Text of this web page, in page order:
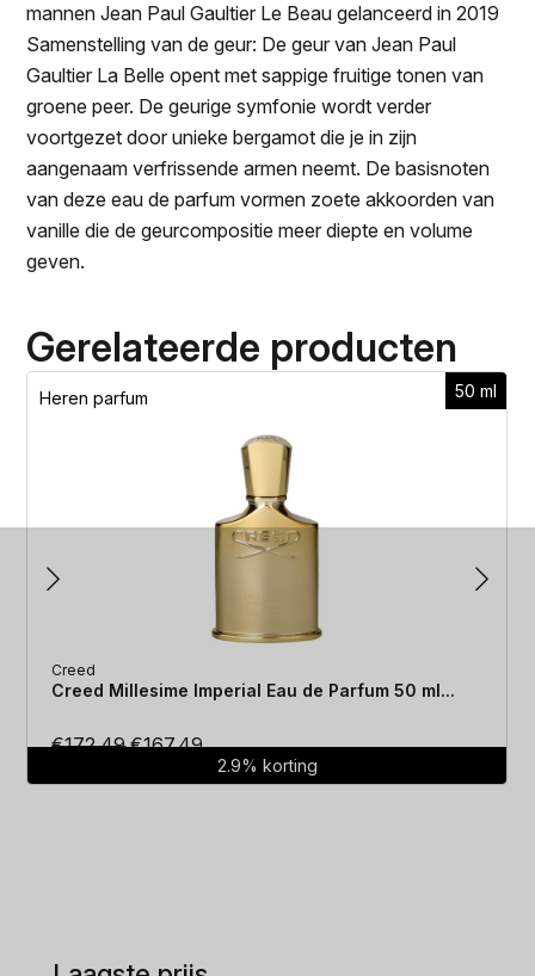
mannen Jean Paul Gaultier Le Beau gelanceerd in 2019
Samenstelling van de geur: De geur van Jean Paul
Gaultier La Belle opent met sappige fruitige tonen van
groene peer. De geurige symfonie wordt verder
voortgezet door unieke bergamot die je in zijn
aangenaam verfrissende armen neemt. De basisnoten
van deze eau de parfum vormen zoete akkoorden van
vanille die de geurcompositie meer diepte en volume
geven.
Gerelateerde producten
50 ml
Heren parfum
Creed
Creed Millesime Imperial Eau de Parfum 50 ml...
€172.49Oorspronkelijke
€167.49Huidige
prijs
2.9% korting